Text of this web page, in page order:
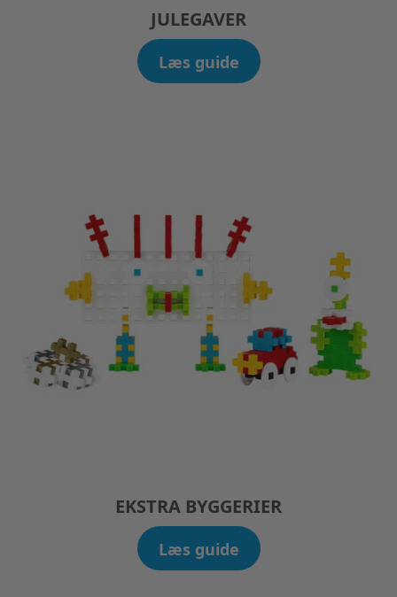
JULEGAVER
Læs guide
EKSTRA BYGGERIER
Læs guide